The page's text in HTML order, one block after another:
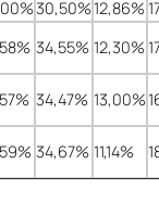
30,50%12,86%
34,55% 12,30%
34,47% 13,00%
34,67% 11,14%